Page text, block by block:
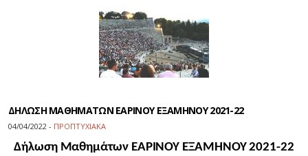
ΔΗΛΩΣΗ ΜΑΘΗΜΑΤΩΝ ΕΑΡΙΝΟΥ ΕΞΑΜΗΝΟΥ 2021-22
04/04/2022 - ΠΡΟΠΤΥΧΙΑΚΑ
Δήλωση Μαθημάτων ΕΑΡΙΝΟΥ ΕΞΑΜΗΝΟΥ 2021-22